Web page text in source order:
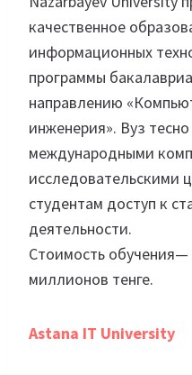
качественное
информационных
программы
направлению
инженерия». Вуз
международными
исследовательскими
студентам доступ к
деятельности.
Стоимость обучения—
миллионов тенге.
Astana IT University